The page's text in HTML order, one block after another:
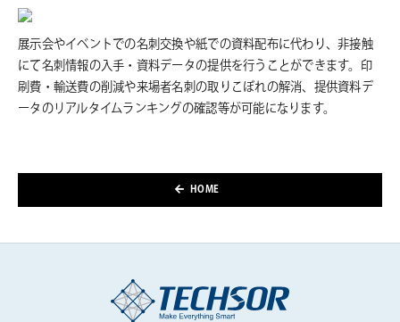
展示会やイベントでの名刺交換や紙での資料配布に代わり、非接触
にて名刺情報の入手・資料データの提供を行うことができます。印
刷費・輸送費の削減や来場者名刺の取りこぼれの解消、提供資料デ
ータのリアルタイムランキングの確認等が可能になります。
HOME